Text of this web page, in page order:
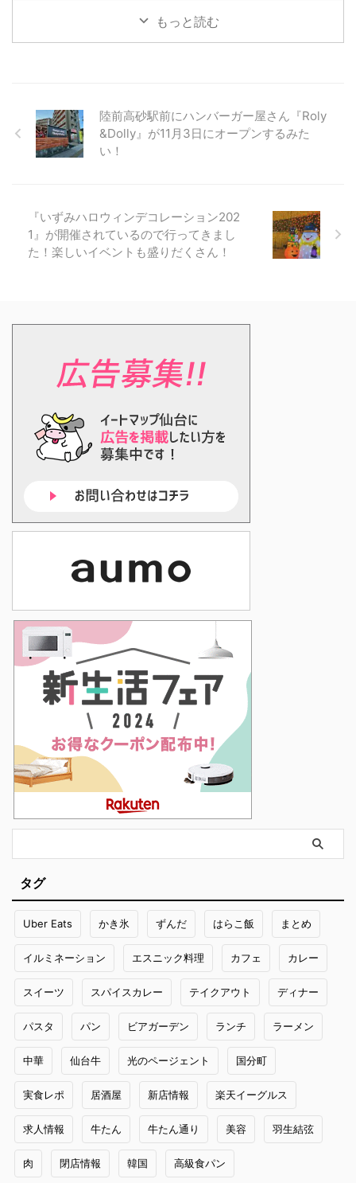
もっと読む
陸前高砂駅前にハンバーガー屋さん『Roly
&Dolly』が11月3日にオープンするみた
い！
『いずみハロウィンデコレーション202
1』が開催されているので行ってきまし
た！楽しいイベントも盛りだくさん！
タグ
Uber Eats かき氷 ずんだ はらこ飯 まとめ
イルミネーション エスニック料理 カフェ カレー
スイーツ スパイスカレー テイクアウト ディナー
パスタ パン ビアガーデン ランチ ラーメン
中華 仙台牛 光のページェント 国分町
実食レポ 居酒屋 新店情報 楽天イーグルス
求人情報 牛たん 牛たん通り 美容 羽生結弦
肉 閉店情報 韓国 高級食パン